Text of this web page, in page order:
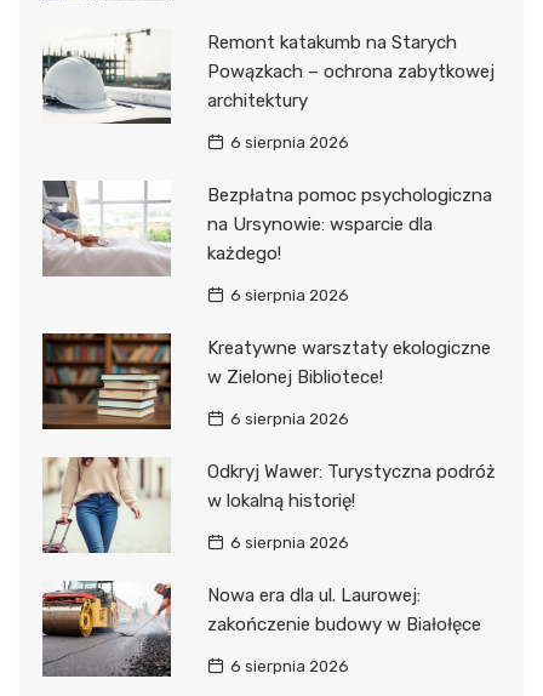
Remont katakumb na Starych
Powązkach – ochrona zabytkowej
architektury
6 sierpnia 2026
Bezpłatna pomoc psychologiczna
na Ursynowie: wsparcie dla
każdego!
6 sierpnia 2026
Kreatywne warsztaty ekologiczne
w Zielonej Bibliotece!
6 sierpnia 2026
Odkryj Wawer: Turystyczna podróż
w lokalną historię!
6 sierpnia 2026
Nowa era dla ul. Laurowej:
zakończenie budowy w Białołęce
6 sierpnia 2026